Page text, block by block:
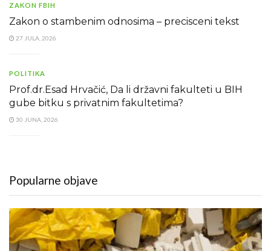
ZAKON FBIH
Zakon o stambenim odnosima – precisceni tekst
27 JULA, 2026
POLITIKA
Prof.dr.Esad Hrvačić, Da li državni fakulteti u BIH
gube bitku s privatnim fakultetima?
30 JUNA, 2026
Popularne objave